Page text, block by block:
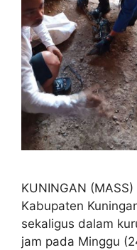
KUNINGAN
Kabupaten
sekaligus dalam
jam pada Minggu